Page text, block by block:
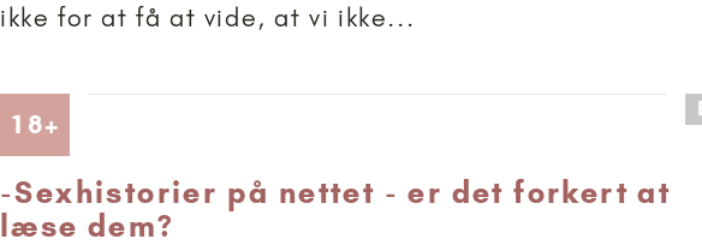
ikke for at få at vide, at vi ikke...
18+
-Sexhistorier på nettet - er det forkert at
læse dem?